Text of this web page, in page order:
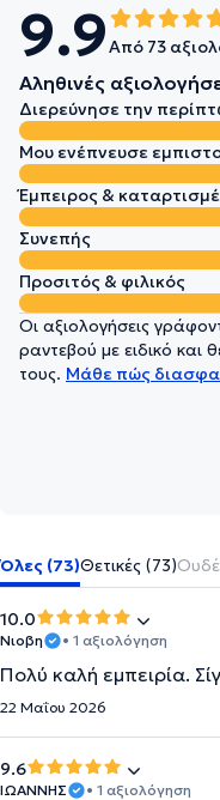
9.9Από 73
Αληθινές
Διερεύνησε την
Μου ενέπνευσε
Έμπειρος &
Συνεπής
Προσιτός & φιλικός
Οι αξιολογήσεις
ραντεβού με ειδικό και
τους. Μάθε πώς
Όλες (73)Θετικές (73)
10.0
Νιοβη • 1 αξιολόγηση
Πολύ καλή εμπειρία.
22 Μαΐου 2026
9.6
ΙΩΑΝΝΗΣ • 1 αξιολόγηση